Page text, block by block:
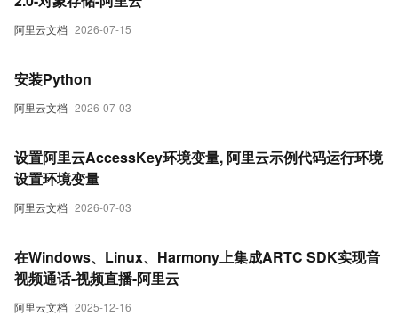
阿里云文档 2026-07-15
阿里云文档 2026-07-03
安装Python
阿里云文档 2026-07-03
设置阿里云AccessKey环境变量, 阿里云示例代码运行环境
设置环境变量
阿里云文档 2025-12-16
在Windows、Linux、Harmony上集成ARTC SDK实现音
视频通话-视频直播-阿里云